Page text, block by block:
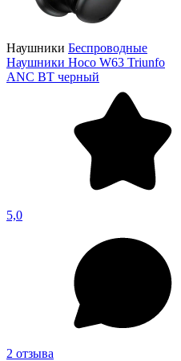
Наушники Беспроводные
Наушники Hoco W63 Triunfo
ANC BT черный
5,0
2 отзыва